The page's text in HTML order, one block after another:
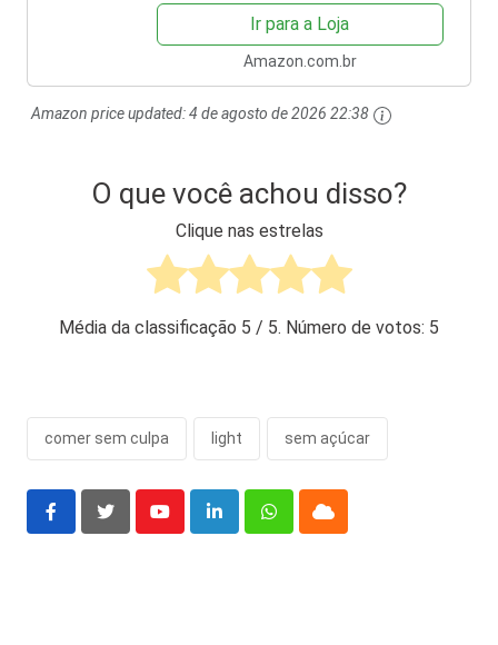
Ir para a Loja
Amazon.com.br
Amazon price updated:4 de agosto de 2026 22:38
O que você achou disso?
Clique nas estrelas
Média da classificação 5 / 5. Número de votos: 5
comer sem culpa light sem açúcar
YoutubeLinkedInWhatsappCloud